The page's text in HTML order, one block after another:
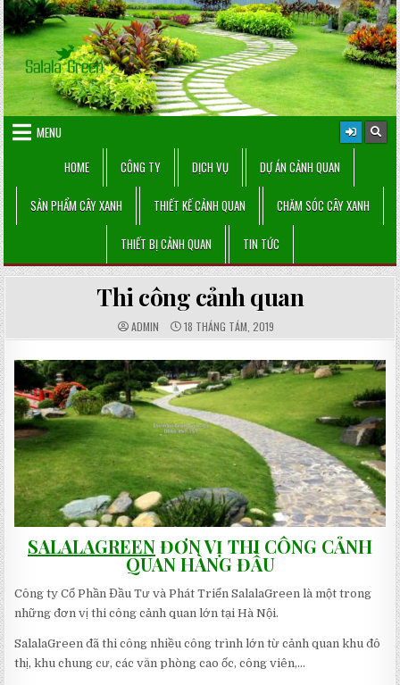
Skip
to
content
MENU
HOME
CÔNG TY DỊCH VỤ DỰ ÁN CẢNH QUAN
SẢN PHẨM CÂY XANH THIẾT KẾ CẢNH QUAN CHĂM SÓC CÂY XANH
THIẾT BỊ CẢNH QUAN TIN TỨC
Thi công cảnh quan
ADMIN 18 THÁNG TÁM, 2019
SALALAGREENĐƠN VỊ THI CÔNG CẢNH
QUAN HÀNG ĐẦU
Công ty Cổ Phần Đầu Tư và Phát Triển SalalaGreen là một trong
những đơn vị thi công cảnh quan lớn tại Hà Nội.
SalalaGreen đã thi công nhiều công trình lớn từ cảnh quan khu đô
thị, khu chung cư, các văn phòng cao ốc, công viên,…